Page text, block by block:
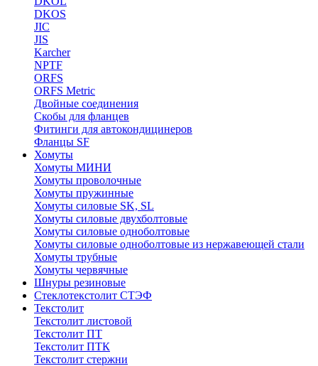
DKOS
JIC
JIS
Karcher
NPTF
ORFS
ORFS Metric
Двойные соединения
Скобы для фланцев
Фитинги для автокондицинеров
Фланцы SF
Хомуты
Хомуты МИНИ
Хомуты проволочные
Хомуты пружинные
Хомуты силовые SK, SL
Хомуты силовые двухболтовые
Хомуты силовые одноболтовые
Хомуты силовые одноболтовые из нержавеющей стали
Хомуты трубные
Хомуты червячные
Шнуры резиновые
Стеклотекстолит СТЭФ
Текстолит
Текстолит листовой
Текстолит ПТ
Текстолит ПТК
Текстолит стержни